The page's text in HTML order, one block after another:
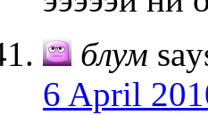
блум
6 April